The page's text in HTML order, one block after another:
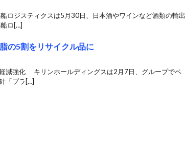
ロジスティクスは5月30日、日本酒やワインなど酒類の輸出
ロ[…]
の5割をリサイクル品に
減強化 キリンホールディングスは2月7日、グループでペ
「プラ[…]